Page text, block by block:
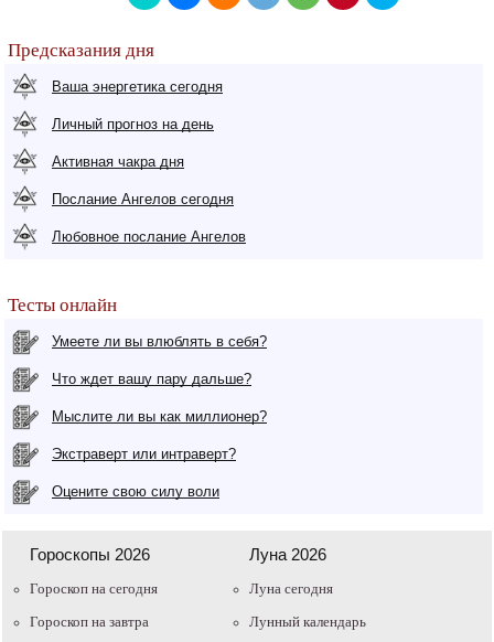
Предсказания дня
Ваша энергетика сегодня
Личный прогноз на день
Активная чакра дня
Послание Ангелов сегодня
Любовное послание Ангелов
Тесты онлайн
Умеете ли вы влюблять в себя?
Что ждет вашу пару дальше?
Мыслите ли вы как миллионер?
Экстраверт или интраверт?
Оцените свою силу воли
Гороскопы 2026
Гороскоп на сегодня
Гороскоп на завтра
Луна 2026
Луна сегодня
Лунный календарь